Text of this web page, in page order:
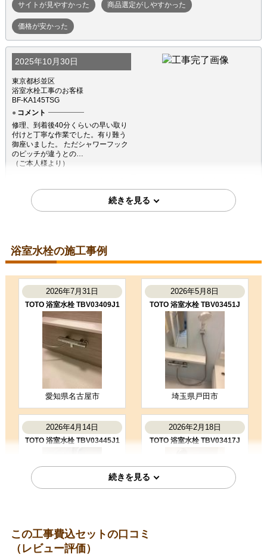
サイトが見やすかった 商品選定がしやすかった
価格が安かった
2025年10月30日
東京都杉並区
浴室水栓工事のお客様
BF-KA145TSG
コメント
修理、到着後40分くらいの早い取り
付けと丁寧な作業でした。有り難う
御座いました。 ただシャワーフック
のピッチが違うとの…
（ご本人様より）
購入の決め手
2025年8月13日
東京都世田谷区
浴室水栓工事のお客様
BF-KA147TSL
コメント
職人さんがテキパキと作業してくだ
さり、あっという間に新しいシャワ
ー水栓になりました。デザインもス
タイリッシュで気に入って…
（ご本人様より）
★★★★★ 受注満足度 ★★★★☆
購入の決め手
サイトが見やすかった 商品選定がしやすかった
価格が安かった
お客様の声をもっと見る
浴室水栓の施工事例
2026年7月31日
TOTO 浴室水栓 TBV03409J1
愛知県名古屋市
2026年5月8日
TOTO 浴室水栓 TBV03451J
埼玉県戸田市
2026年4月14日
TOTO 浴室水栓 TBV03445J1
福岡県福岡市
2026年2月18日
TOTO 浴室水栓 TBV03417J
この工事費込セットの口コミ
（レビュー評価）